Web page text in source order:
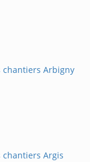
chantiers Arbigny
chantiers Argis